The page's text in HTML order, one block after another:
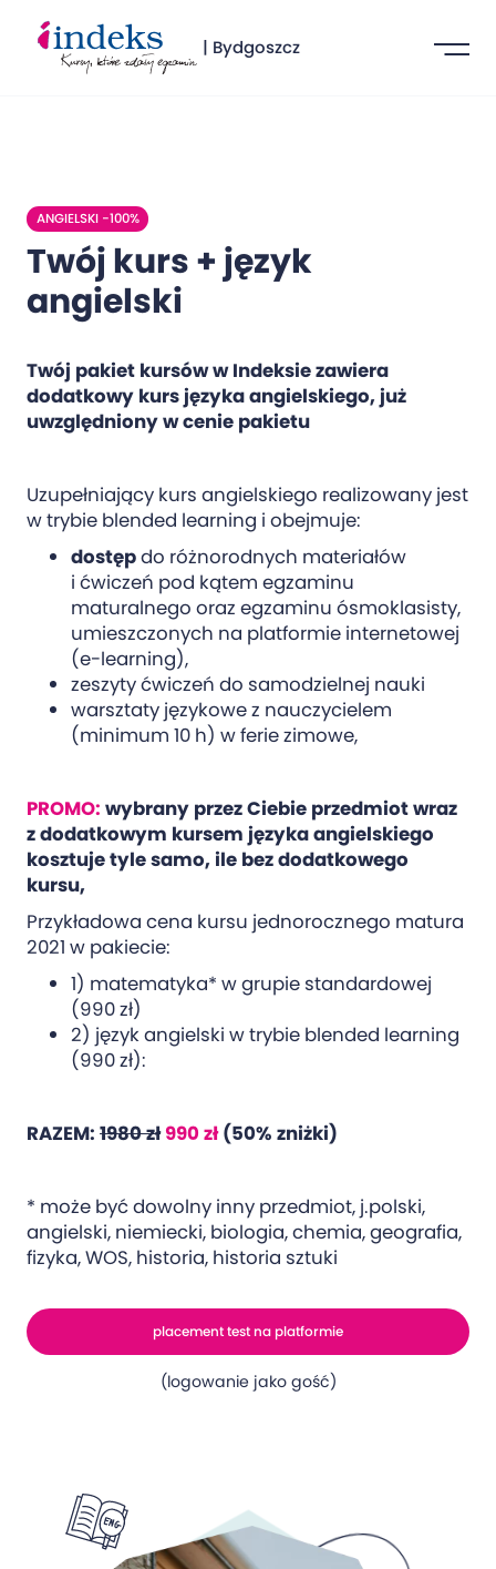
| Bydgoszcz
ANGIELSKI -100%
Twój kurs + język
angielski
Twój pakiet kursów w Indeksie zawiera
dodatkowy kurs języka angielskiego, już
uwzględniony w cenie pakietu
Uzupełniający kurs angielskiego realizowany jest
w trybie blended learning i obejmuje:
dostępdo różnorodnych materiałów
i ćwiczeń pod kątem egzaminu
maturalnego oraz egzaminu ósmoklasisty,
umieszczonych na platformie internetowej
(e-learning),
zeszyty ćwiczeń do samodzielnej nauki
warsztaty językowe z nauczycielem
(minimum 10 h) w ferie zimowe,
PROMO: wybrany przez Ciebie przedmiot wraz
z dodatkowym kursem języka angielskiego
kosztuje tyle samo, ile bez dodatkowego
kursu,
Przykładowa cena kursu jednorocznego matura
2021 w pakiecie:
1) matematyka* w grupie standardowej
(990 zł)
2) język angielski w trybie blended learning
(990 zł):
RAZEM: 1980 zł990 zł(50% zniżki)
* może być dowolny inny przedmiot, j.polski,
angielski, niemiecki, biologia, chemia, geografia,
fizyka, WOS, historia, historia sztuki
placement test na platformie
(logowanie jako gość)